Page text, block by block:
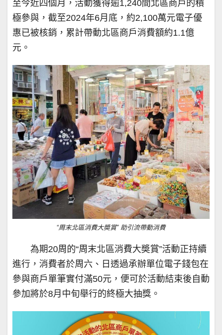
至今近四個月，活動獲得逾1,240間北區商戶的積
極參與，截至2024年6月底，約2,100萬元電子優
惠已被核銷，累計帶動北區商戶消費額約1.1億
元。
“周末北區消費大奬賞” 助引流帶動消費
為期20周的“周末北區消費大奬賞”活動正持續
進行，消費者於周六、日透過承辦單位電子錢包在
參與商戶單筆實付滿50元，便可於活動結束後自動
參加將於8月中旬舉行的終極大抽獎。